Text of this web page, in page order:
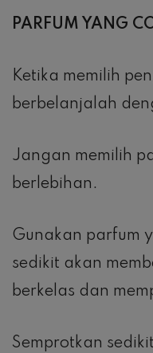
PARFUM YANG
Ketika memilih
berbelanjalah
Jangan memilih
berlebihan.
Gunakan parfum
sedikit akan
berkelas dan
Semprotkan